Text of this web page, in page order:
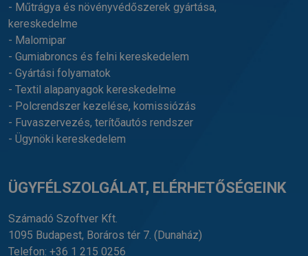
- Műtrágya és növényvédőszerek gyártása,
kereskedelme
- Malomipar
- Gumiabroncs és felni kereskedelem
- Gyártási folyamatok
- Textil alapanyagok kereskedelme
- Polcrendszer kezelése, komissiózás
- Fuvaszervezés, terítőautós rendszer
- Ügynöki kereskedelem
ÜGYFÉLSZOLGÁLAT, ELÉRHETŐSÉGEINK
Számadó Szoftver Kft.
1095 Budapest, Boráros tér 7. (Dunaház)
Telefon: +36 1 215 0256